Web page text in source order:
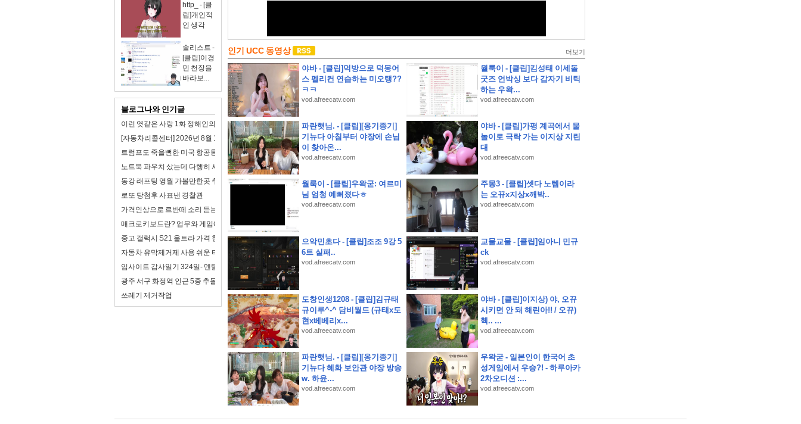
http_ - [클
립]개인적
인 생각
솔리스트 -
[클립]이경
민 천장을
바라보...
블로그나와 인기글
이런 엿같은 사랑 1화 정해인의 첫사랑 맑눈광 하영 누구였냐고 나는?
[자동차리콜센터] 2026년 8월 1주차 자동차 리콜 및 무상 수리 안내
트럼프도 죽을뻔한 미국 항공통제 시스템
노트북 파우치 샀는데 다행히 사이즈가 맞음
동강 래프팅 영월 가볼만한곳 추천
로또 당첨후 사표낸 경찰관
가격인상으로 르반떼 소리 듣는 아반떼 풀체인지 사전예약 결과는 반전이었다
매크로키보드란? 업무와 게임에서 제대로 활용
중고 갤럭시 S21 울트라 가격 현재 평균 얼마나 될까
자동차 유막제거제 사용 쉬운 타입 추천
임사이트 감사일기 324일- 멘탈이 조금 좋아져서
광주 서구 화정역 인근 5중 추돌...사상자 6명
쓰레기 제거작업
인기 UCC 동영상 더보기
야바 - [클립]먹방으로 덕몽어
스 펠리컨 연습하는 미오탱??
ㅋㅋ
vod.afreecatv.com
월룩이 - [클립]킴성태 이세돌
굿즈 언박싱 보다 갑자기 비틱
하는 우왁...
vod.afreecatv.com
파란햇님. - [클립][옹기종기]
기뉴다 아침부터 야장에 손님
이 찾아온...
vod.afreecatv.com
야바 - [클립]가평 계곡에서 물
놀이로 극락 가는 이지상 지린
대
vod.afreecatv.com
월룩이 - [클립]우왁굳: 여르미
님 엄청 예뻐졌다ㅎ
vod.afreecatv.com
주몽3 - [클립]셋다 노템이라
는 오뀨x지상x깨박..
vod.afreecatv.com
으악민초다 - [클립]조조 9강 5
6트 실패..
vod.afreecatv.com
교물교물 - [클립]임아니 민규
ck
vod.afreecatv.com
도창인생1208 - [클립]김규태
규이루^-^ 담비월드 (규태x도
현x베베리x...
vod.afreecatv.com
야바 - [클립]이지상) 야, 오뀨
시키면 안 돼 해린아!! / 오뀨)
헥.. ...
vod.afreecatv.com
파란햇님. - [클립][옹기종기]
기뉴다 혜화 보안관 야장 방송
w. 하윤...
vod.afreecatv.com
우왁굳 - 일본인이 한국어 초
성게임에서 우승?! - 하루아카
2차오디션 :...
vod.afreecatv.com